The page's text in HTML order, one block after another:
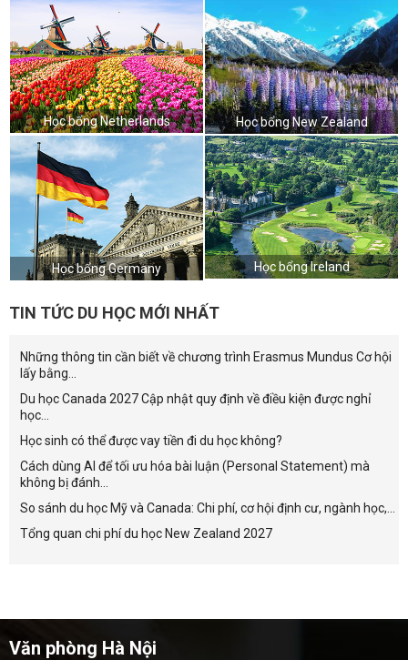
Học bổng Netherlands Học bổng New Zealand
Học bổng Germany Học bổng Ireland
TIN TỨC DU HỌC MỚI NHẤT
Những thông tin cần biết về chương trình Erasmus Mundus Cơ hội
lấy bằng...
Du học Canada 2027 Cập nhật quy định về điều kiện được nghỉ
học...
Học sinh có thể được vay tiền đi du học không?
Cách dùng AI để tối ưu hóa bài luận (Personal Statement) mà
không bị đánh...
So sánh du học Mỹ và Canada: Chi phí, cơ hội định cư, ngành học,...
Tổng quan chi phí du học New Zealand 2027
Văn phòng Hà Nội